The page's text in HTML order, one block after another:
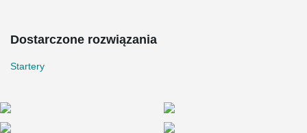
Dostarczone rozwiązania
Startery